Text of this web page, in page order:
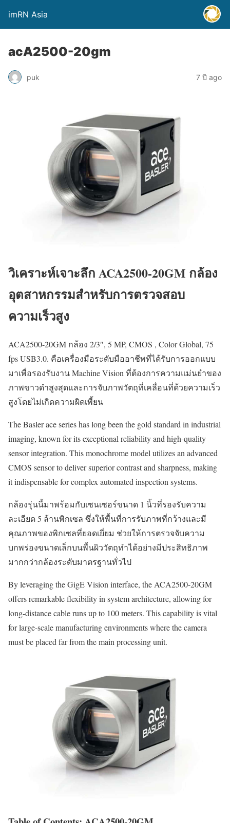
imRN Asia
acA2500-20gm
puk 7 ปี ago
วิเคราะห์เจาะลึก ACA2500-20GM กล้อง
อุตสาหกรรมสำหรับการตรวจสอบ
ความเร็วสูง
ACA2500-20GM กล้อง 2/3″, 5 MP, CMOS , Color Global, 75
fps USB3.0. คือเครื่องมือระดับมืออาชีพที่ได้รับการออกแบบ
มาเพื่อรองรับงาน Machine Vision ที่ต้องการความแม่นยำของ
ภาพขาวดำสูงสุดและการจับภาพวัตถุที่เคลื่อนที่ด้วยความเร็ว
สูงโดยไม่เกิดความผิดเพี้ยน
The Basler ace series has long been the gold standard in industrial
imaging, known for its exceptional reliability and high-quality
sensor integration. This monochrome model utilizes an advanced
CMOS sensor to deliver superior contrast and sharpness, making
it indispensable for complex automated inspection systems.
กล้องรุ่นนี้มาพร้อมกับเซนเซอร์ขนาด 1 นิ้วที่รองรับความ
ละเอียด 5 ล้านพิกเซล ซึ่งให้พื้นที่การรับภาพที่กว้างและมี
คุณภาพของพิกเซลที่ยอดเยี่ยม ช่วยให้การตรวจจับความ
บกพร่องขนาดเล็กบนพื้นผิววัตถุทำได้อย่างมีประสิทธิภาพ
มากกว่ากล้องระดับมาตรฐานทั่วไป
By leveraging the GigE Vision interface, the ACA2500-20GM
offers remarkable flexibility in system architecture, allowing for
long-distance cable runs up to 100 meters. This capability is vital
for large-scale manufacturing environments where the camera
must be placed far from the main processing unit.